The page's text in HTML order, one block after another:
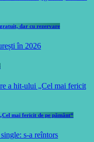
dar cu rezervare
mai fericit de pe pământ“